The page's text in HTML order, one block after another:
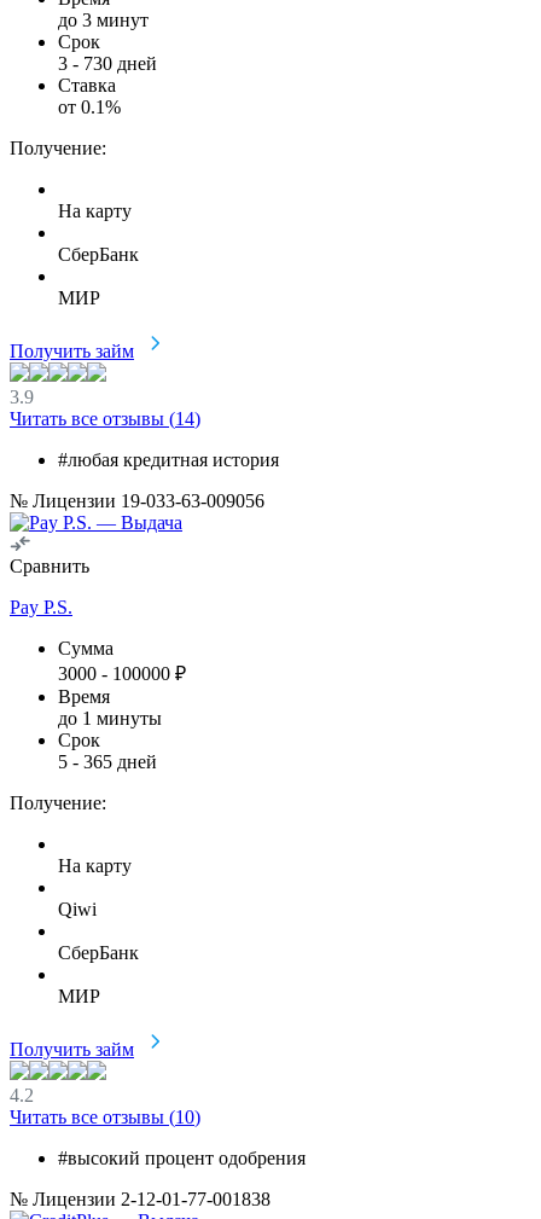
до 3 минут
Срок
3 - 730 дней
Ставка
от 0.1%
Получение:
На карту
СберБанк
МИР
Получить займ
3.9
Читать все отзывы (14)
#любая кредитная история
№ Лицензии 19-033-63-009056
Сравнить
Pay P.S.
Сумма
3000 - 100000 ₽
Время
до 1 минуты
Срок
5 - 365 дней
Получение:
На карту
Qiwi
СберБанк
МИР
Получить займ
4.2
Читать все отзывы (10)
#высокий процент одобрения
№ Лицензии 2-12-01-77-001838